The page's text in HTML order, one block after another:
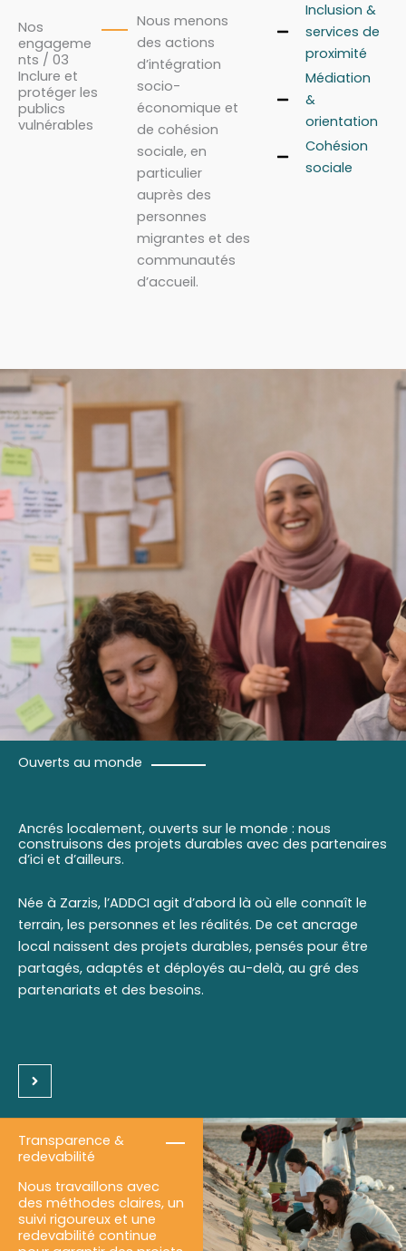
Nos
engageme
nts / 03
Inclure et
protéger les
publics
vulnérables
Nous menons
des actions
d’intégration
socio-
économique et
de cohésion
sociale, en
particulier
auprès des
personnes
migrantes et des
communautés
d’accueil.
Inclusion &
services de
proximité
Médiation
&
orientation
Cohésion
sociale
Ouverts au monde
Ancrés localement, ouverts sur le monde : nous
construisons des projets durables avec des partenaires
d’ici et d’ailleurs.
Née à Zarzis, l’ADDCI agit d’abord là où elle connaît le
terrain, les personnes et les réalités. De cet ancrage
local naissent des projets durables, pensés pour être
partagés, adaptés et déployés au-delà, au gré des
partenariats et des besoins.
Transparence &
redevabilité
Nous travaillons avec
des méthodes claires, un
suivi rigoureux et une
redevabilité continue